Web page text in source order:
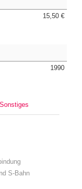
15,50 €
1990
Sonstiges
S-Bahn